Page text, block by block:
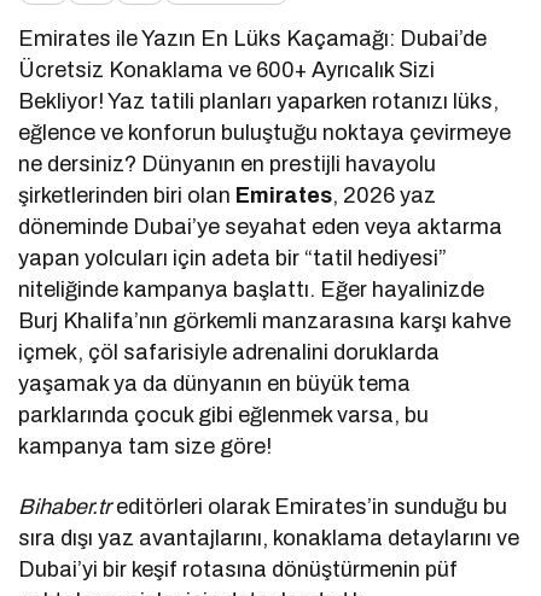
Emirates ile Yazın En Lüks Kaçamağı: Dubai’de
Ücretsiz Konaklama ve 600+ Ayrıcalık Sizi
Bekliyor! Yaz tatili planları yaparken rotanızı lüks,
eğlence ve konforun buluştuğu noktaya çevirmeye
ne dersiniz? Dünyanın en prestijli havayolu
şirketlerinden biri olan Emirates, 2026 yaz
döneminde Dubai’ye seyahat eden veya aktarma
yapan yolcuları için adeta bir “tatil hediyesi”
niteliğinde kampanya başlattı. Eğer hayalinizde
Burj Khalifa’nın görkemli manzarasına karşı kahve
içmek, çöl safarisiyle adrenalini doruklarda
yaşamak ya da dünyanın en büyük tema
parklarında çocuk gibi eğlenmek varsa, bu
kampanya tam size göre!
Bihaber.treditörleri olarak Emirates’in sunduğu bu
sıra dışı yaz avantajlarını, konaklama detaylarını ve
Dubai’yi bir keşif rotasına dönüştürmenin püf